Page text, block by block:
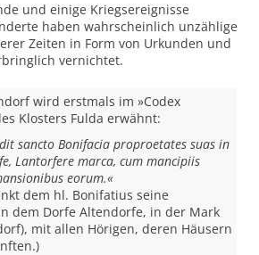
und einige Kriegsereignisse
haben wahrscheinlich unzählige
Zeiten in Form von Urkunden und
vernichtet.
wird erstmals im »Codex
Klosters Fulda erwähnt:
sancto Bonifacia proproetates suas in
Lantorfere marca, cum mancipiis
eorum.«
dem hl. Bonifatius seine
dem Dorfe Altendorfe, in der Mark
mit allen Hörigen, deren Häusern